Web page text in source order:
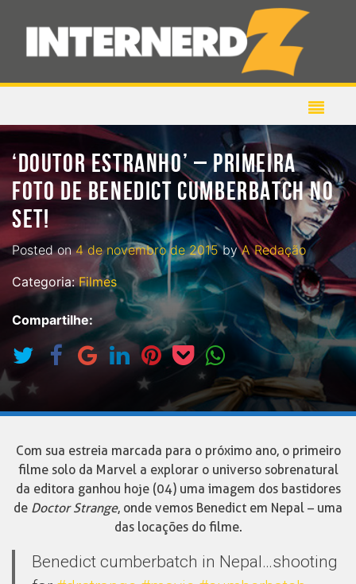
‘DOUTOR ESTRANHO’ – PRIMEIRA
FOTO DE BENEDICT CUMBERBATCH NO
SET!
Posted on4 de novembro de 2015byA Redação
Categoria:Filmes
Compartilhe:
Com sua estreia marcada para o próximo ano, o primeiro
filme solo da Marvel a explorar o universo sobrenatural
da editora ganhou hoje (04) uma imagem dos bastidores
de Doctor Strange, onde vemos Benedict em Nepal – uma
das locações do filme.
Benedict cumberbatch in Nepal…shooting